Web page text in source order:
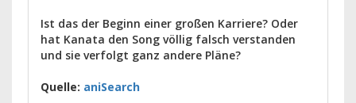
Ist das der Beginn einer großen Karriere? Oder
hat Kanata den Song völlig falsch verstanden
und sie verfolgt ganz andere Pläne?
Quelle: aniSearch